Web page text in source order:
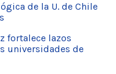
de la U. de Chile
fortalece lazos
universidades de